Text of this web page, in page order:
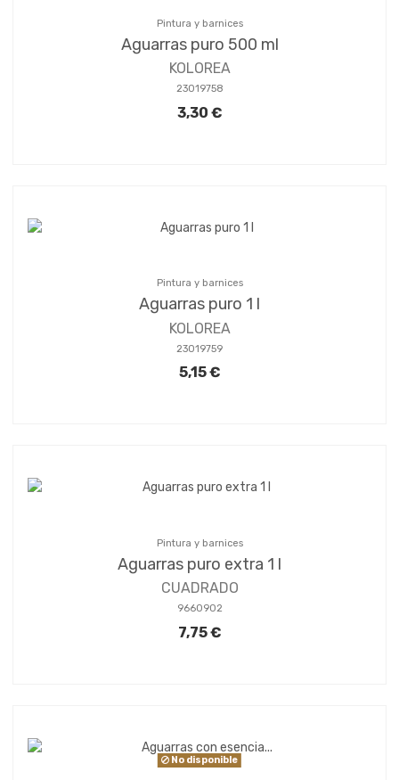
Pintura y barnices
Aguarras puro 500 ml
KOLOREA
23019758
3,30 €
Pintura y barnices
Aguarras puro 1 l
KOLOREA
23019759
5,15 €
Pintura y barnices
Aguarras puro extra 1 l
CUADRADO
9660902
7,75 €
No disponible